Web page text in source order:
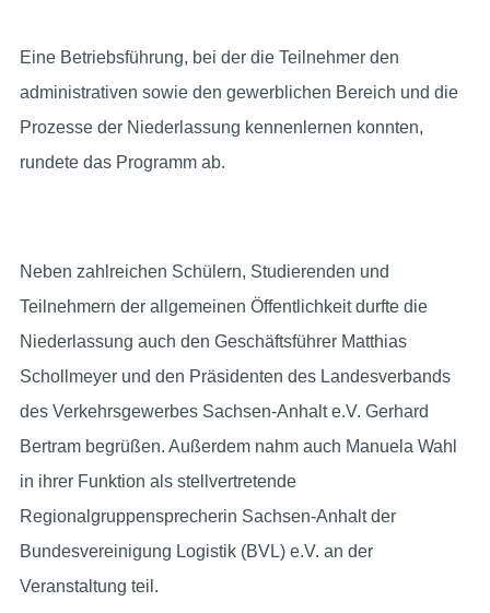
Eine Betriebsführung, bei der die Teilnehmer den
administrativen sowie den gewerblichen Bereich und die
Prozesse der Niederlassung kennenlernen konnten,
rundete das Programm ab.
Neben zahlreichen Schülern, Studierenden und
Teilnehmern der allgemeinen Öffentlichkeit durfte die
Niederlassung auch den Geschäftsführer Matthias
Schollmeyer und den Präsidenten des Landesverbands
des Verkehrsgewerbes Sachsen-Anhalt e.V. Gerhard
Bertram begrüßen. Außerdem nahm auch Manuela Wahl
in ihrer Funktion als stellvertretende
Regionalgruppensprecherin Sachsen-Anhalt der
Bundesvereinigung Logistik (BVL) e.V. an der
Veranstaltung teil.